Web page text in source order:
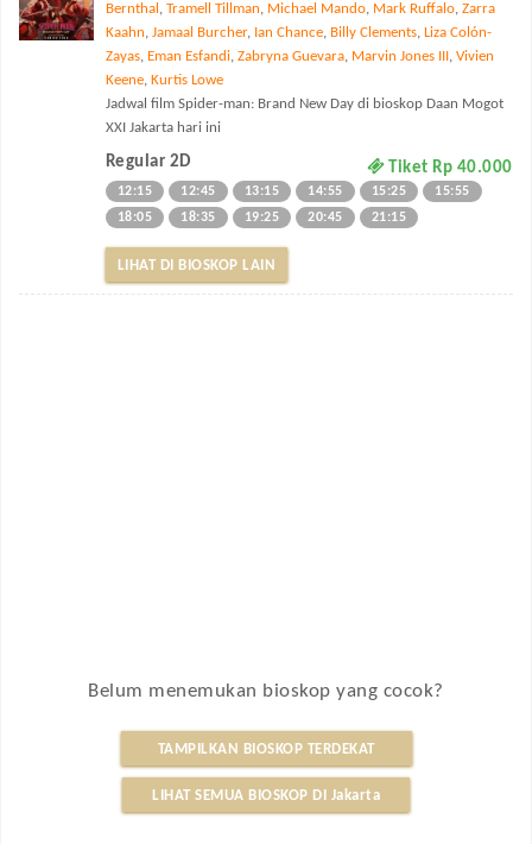
Bernthal , Tramell Tillman, Michael Mando, Mark Ruffalo, Zarra
Kaahn, Jamaal Burcher, Ian Chance, Billy Clements, Liza Colón-
Zayas, Eman Esfandi, Zabryna Guevara, Marvin Jones III, Vivien
Keene, Kurtis Lowe
Jadwal film Spider-man: Brand New Day di bioskop Daan Mogot
XXI Jakarta hari ini
Regular 2D Tiket Rp 40.000
12:15 12:45 13:15 14:55 15:25
15:55
18:05
18:35 19:25 20:45 21:15
LIHAT DI BIOSKOP LAIN
Belum menemukan bioskop yang cocok?
TAMPILKAN BIOSKOP TERDEKAT
LIHAT SEMUA BIOSKOP DI Jakarta